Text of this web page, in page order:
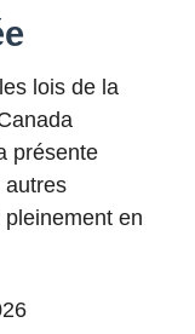
lois de la
présente
autres
en